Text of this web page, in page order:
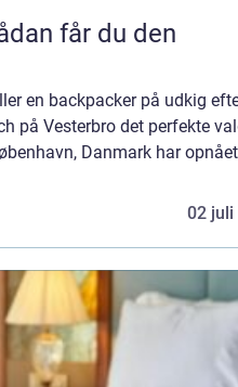
en backpacker på udkig
på Vesterbro det perfekte
Danmark har
02 juli